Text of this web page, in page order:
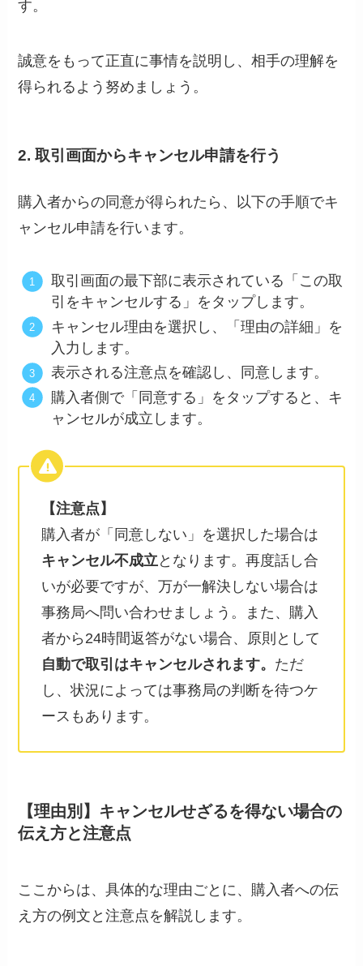
す。
誠意をもって正直に事情を説明し、相手の理解を
得られるよう努めましょう。
2. 取引画面からキャンセル申請を行う
購入者からの同意が得られたら、以下の手順でキ
ャンセル申請を行います。
取引画面の最下部に表示されている「この取
引をキャンセルする」をタップします。
キャンセル理由を選択し、「理由の詳細」を
入力します。
表示される注意点を確認し、同意します。
購入者側で「同意する」をタップすると、キ
ャンセルが成立します。
【注意点】
購入者が「同意しない」を選択した場合は
キャンセル不成立となります。再度話し合
いが必要ですが、万が一解決しない場合は
事務局へ問い合わせましょう。また、購入
者から24時間返答がない場合、原則として
自動で取引はキャンセルされます。 ただ
し、状況によっては事務局の判断を待つケ
ースもあります。
【理由別】キャンセルせざるを得ない場合の
伝え方と注意点
ここからは、具体的な理由ごとに、購入者への伝
え方の例文と注意点を解説します。